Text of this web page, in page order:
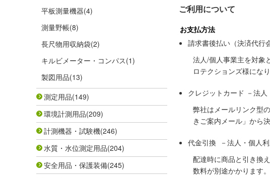
平板測量機器(4)
測量野帳(8)
長尺物用収納袋(2)
キルビメーター・コンパス(1)
製図用品(13)
測定用品(149)
環境計測用品(209)
計測機器・試験機(246)
水質・水位測定用品(204)
安全用品・保護装備(245)
ご利用について
お支払方法
請求書後払い（決済代行
法人/個人事業主を対象
ロテクションズ様になり
クレジットカード －法
弊社はメールリンク型
きご案内メール」から
代金引換 －法人・個人利
配達時に商品と引き換
数料が別途かかります。